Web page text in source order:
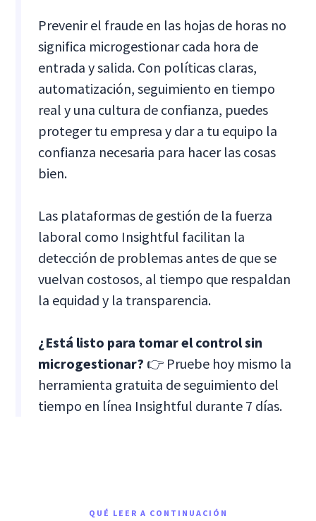
Prevenir el fraude en las hojas de horas no
significa microgestionar cada hora de
entrada y salida. Con políticas claras,
automatización, seguimiento en tiempo
real y una cultura de confianza, puedes
proteger tu empresa y dar a tu equipo la
confianza necesaria para hacer las cosas
bien.
Las plataformas de gestión de la fuerza
laboral como Insightful facilitan la
detección de problemas antes de que se
vuelvan costosos, al tiempo que respaldan
la equidad y la transparencia.
¿Está listo para tomar el control sin
microgestionar? 👉 Pruebe hoy mismo la
herramienta gratuita de seguimiento del
tiempo en línea Insightful durante 7 días.
QUÉ LEER A CONTINUACIÓN